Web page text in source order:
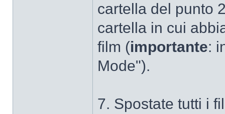
cartella del punto
cartella in cui
film (importante:
Mode").
7. Spostate tutti i